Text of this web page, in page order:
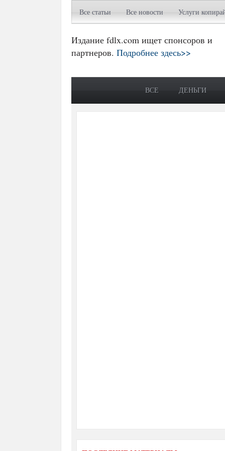
Все статьи Все новости Услуги
Издание fdlx.com ищет спонсоров и
партнеров. Подробнее здесь>>
ВСЕ ДЕНЬГИ